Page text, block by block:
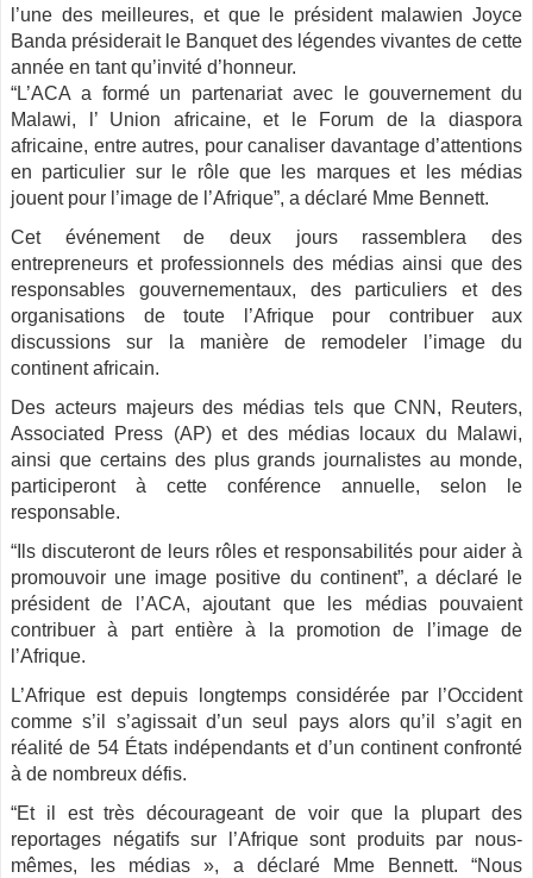
l’une des meilleures, et que le président malawien Joyce
Banda présiderait le Banquet des légendes vivantes de cette
année en tant qu’invité d’honneur.
“L’ACA a formé un partenariat avec le gouvernement du
Malawi, l’ Union africaine, et le Forum de la diaspora
africaine, entre autres, pour canaliser davantage d’attentions
en particulier sur le rôle que les marques et les médias
jouent pour l’image de l’Afrique”, a déclaré Mme Bennett.
Cet événement de deux jours rassemblera des
entrepreneurs et professionnels des médias ainsi que des
responsables gouvernementaux, des particuliers et des
organisations de toute l’Afrique pour contribuer aux
discussions sur la manière de remodeler l’image du
continent africain.
Des acteurs majeurs des médias tels que CNN, Reuters,
Associated Press (AP) et des médias locaux du Malawi,
ainsi que certains des plus grands journalistes au monde,
participeront à cette conférence annuelle, selon le
responsable.
“Ils discuteront de leurs rôles et responsabilités pour aider à
promouvoir une image positive du continent”, a déclaré le
président de l’ACA, ajoutant que les médias pouvaient
contribuer à part entière à la promotion de l’image de
l’Afrique.
L’Afrique est depuis longtemps considérée par l’Occident
comme s’il s’agissait d’un seul pays alors qu’il s’agit en
réalité de 54 États indépendants et d’un continent confronté
à de nombreux défis.
“Et il est très décourageant de voir que la plupart des
reportages négatifs sur l’Afrique sont produits par nous-
mêmes, les médias », a déclaré Mme Bennett. “Nous